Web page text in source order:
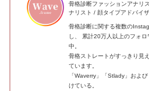
骨格診断ファッションアナリ
ナリスト / 顔タイプアドバイ
骨格診断に関する複数の
し、 累計20万人以上のフォ
中。
骨格ストレートがすっきり見
ています。
「Waverry」「Stlady」およ
けている。